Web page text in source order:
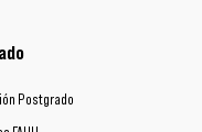
Postgrado